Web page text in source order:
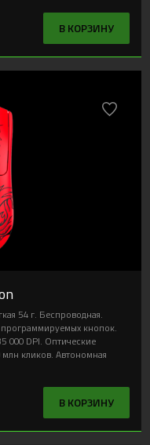
В КОРЗИНУ
54 г. Беспроводная.
кнопок.
000 DPI. Оптические
кликов. Автономная
В КОРЗИНУ